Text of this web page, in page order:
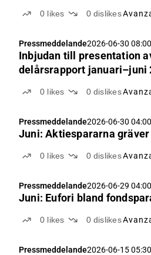
0 likes 0 dislikes
Pressmeddelande2026-06-30 08:00
Inbjudan till presentation
delårsrapport januari–juni
0 likes 0 dislikes
Pressmeddelande2026-06-30 04:00
Juni: Aktiespararna gräver
0 likes 0 dislikes
Pressmeddelande2026-06-29 04:00
Juni: Eufori bland
0 likes 0 dislikes
Pressmeddelande2026-06-15 05:30